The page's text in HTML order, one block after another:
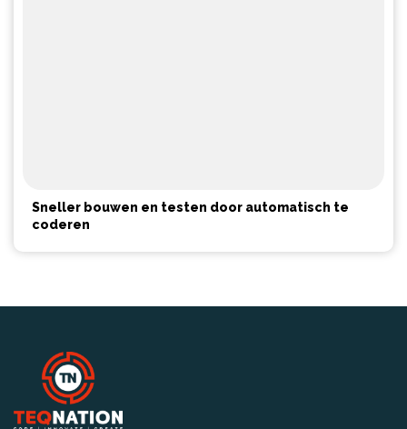
Sneller bouwen en testen door automatisch te
coderen